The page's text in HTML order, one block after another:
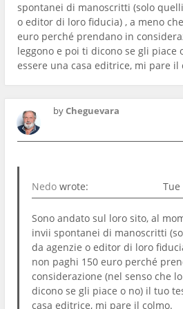
spontanei di manoscritti (solo
o editor di loro fiducia) , a meno
euro perché prendano in
leggono e poi ti dicono se gli piace
essere una casa editrice, mi pare il
byCheguevara
Nedo wrote: Tue
Sono andato sul loro sito, al
invii spontanei di manoscritti
da agenzie o editor di loro
non paghi 150 euro perché
considerazione (nel senso che
dicono se gli piace o no) il tuo
casa editrice, mi pare il colmo.